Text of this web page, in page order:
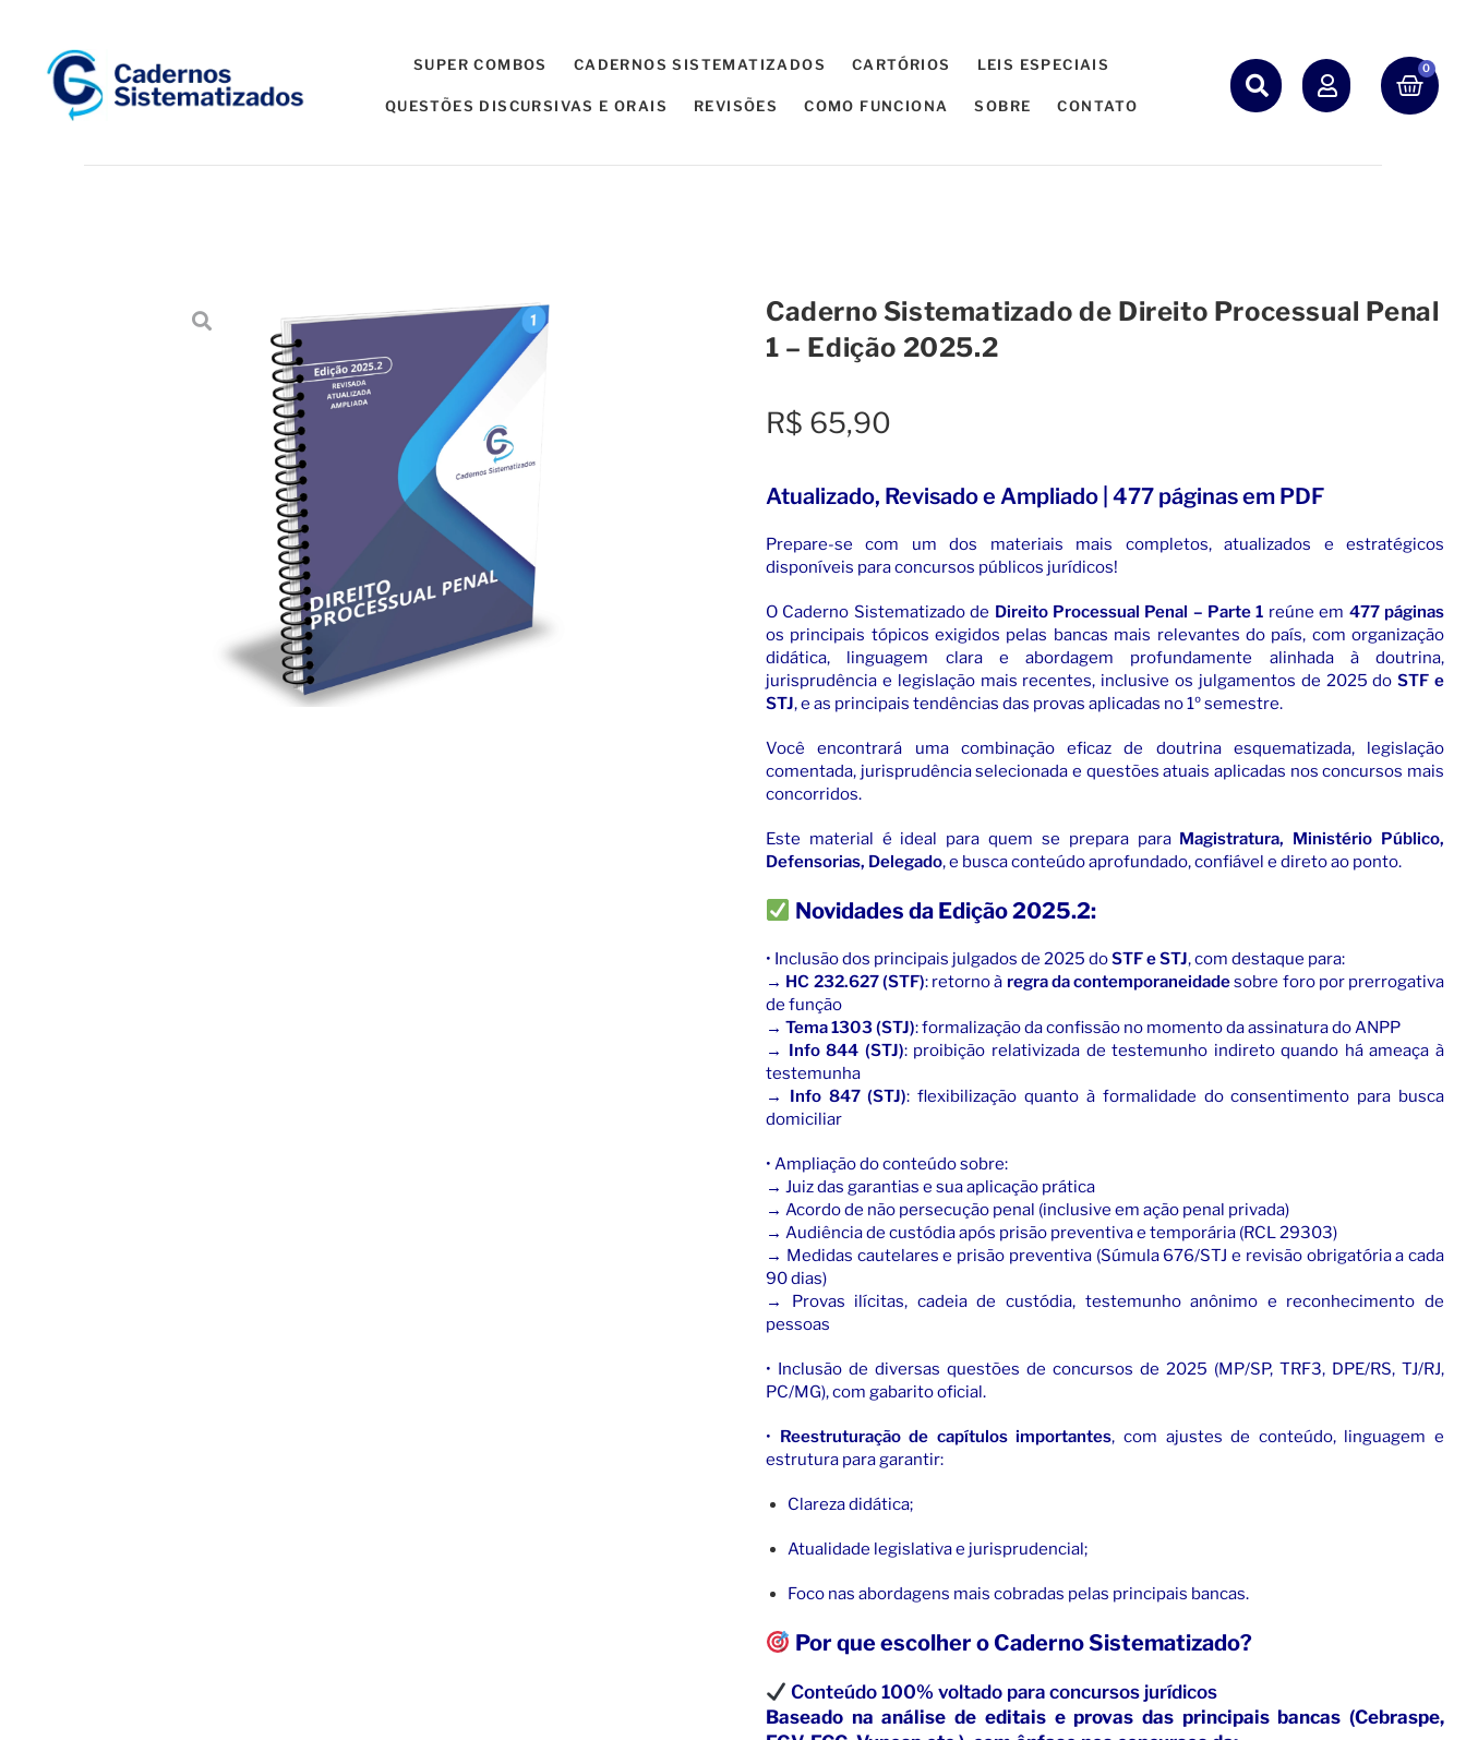
SUPER COMBOS CADERNOS SISTEMATIZADOS CARTÓRIOS LEIS ESPECIAIS
QUESTÕES DISCURSIVAS E ORAIS REVISÕES COMO FUNCIONA SOBRE CONTATO
0
Caderno Sistematizado de Direito Processual Penal
1 – Edição 2025.2
R$ 65,90
Atualizado, Revisado e Ampliado | 477 páginas em PDF
Prepare-se com um dos materiais mais completos, atualizados e estratégicos
disponíveis para concursos públicos jurídicos!
O Caderno Sistematizado de Direito Processual Penal – Parte 1 reúne em 477 páginas
os principais tópicos exigidos pelas bancas mais relevantes do país, com organização
didática, linguagem clara e abordagem profundamente alinhada à doutrina,
jurisprudência e legislação mais recentes, inclusive os julgamentos de 2025 doSTF e
STJ, e as principais tendências das provas aplicadas no 1º semestre.
Você encontrará uma combinação eficaz de doutrina esquematizada, legislação
comentada, jurisprudência selecionada e questões atuais aplicadas nos concursos mais
concorridos.
Este material é ideal para quem se prepara para Magistratura, Ministério Público,
Defensorias, Delegado, e busca conteúdo aprofundado, confiável e direto ao ponto.
Novidades da Edição 2025.2:
• Inclusão dos principais julgados de 2025 doSTF e STJ, com destaque para:
→ HC 232.627 (STF): retorno à regra da contemporaneidadesobre foro por prerrogativa
de função
→ Tema 1303 (STJ): formalização da confissão no momento da assinatura do ANPP
→ Info 844 (STJ): proibição relativizada de testemunho indireto quando há ameaça à
testemunha
→ Info 847 (STJ): flexibilização quanto à formalidade do consentimento para busca
domiciliar
• Ampliação do conteúdo sobre:
→ Juiz das garantias e sua aplicação prática
→ Acordo de não persecução penal (inclusive em ação penal privada)
→ Audiência de custódia após prisão preventiva e temporária (RCL 29303)
→ Medidas cautelares e prisão preventiva (Súmula 676/STJ e revisão obrigatória a cada
90 dias)
→ Provas ilícitas, cadeia de custódia, testemunho anônimo e reconhecimento de
pessoas
• Inclusão de diversas questões de concursos de 2025 (MP/SP, TRF3, DPE/RS, TJ/RJ,
PC/MG), com gabarito oficial.
• Reestruturação de capítulos importantes, com ajustes de conteúdo, linguagem e
estrutura para garantir:
Clareza didática;
Atualidade legislativa e jurisprudencial;
Foco nas abordagens mais cobradas pelas principais bancas.
Por que escolher o Caderno Sistematizado?
Conteúdo 100% voltado para concursos jurídicos
Baseado na análise de editais e provas das principais bancas (Cebraspe,